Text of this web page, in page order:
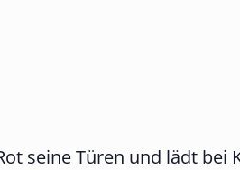
seine Türen und lädt bei